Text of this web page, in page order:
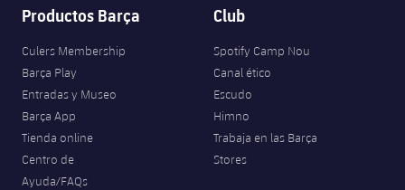
Jugadores
Calendario
Resultados
Clasificaciones
Voleibol masculino
Voleibol femenino
Apúntate a las amateurs
Carnet de las Secciones Amateurs
PLUSICON
MÁS
League of Legends
VALORANT Rising
Productos Barça
Culers Membership
Barça Play
Entradas y Museo
Barça App
Tienda online
Centro de
Ayuda/FAQs
Club
Spotify Camp Nou
Canal ético
Escudo
Himno
Trabaja en las Barça
Stores